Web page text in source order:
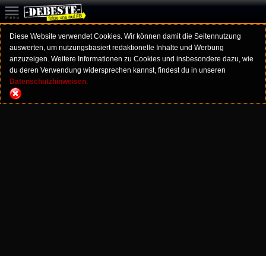
Diese Website verwendet Cookies. Wir können damit die Seitennutzung
auswerten, um nutzungsbasiert redaktionelle Inhalte und Werbung
anzuzeigen. Weitere Informationen zu Cookies und insbesondere dazu, wie
du deren Verwendung widersprechen kannst, findest du in unseren
Datenschutzhinweisen.